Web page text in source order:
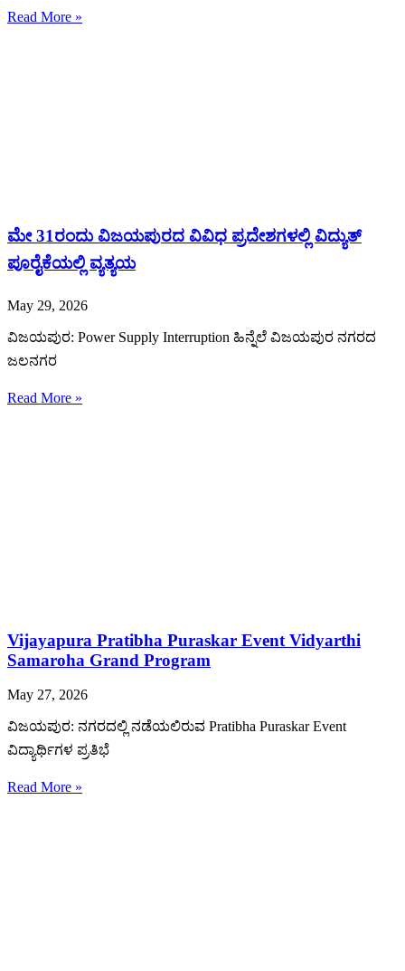
Read More »
ಮೇ 31ರಂದು ವಿಜಯಪುರದ ವಿವಿಧ ಪ್ರದೇಶಗಳಲ್ಲಿ ವಿದ್ಯುತ್
ಪೂರೈಕೆಯಲ್ಲಿ ವ್ಯತ್ಯಯ
May 29, 2026
ವಿಜಯಪುರ: Power Supply Interruption ಹಿನ್ನೆಲೆ ವಿಜಯಪುರ ನಗರದ
ಜಲನಗರ
Read More »
Vijayapura Pratibha Puraskar Event Vidyarthi
Samaroha Grand Program
May 27, 2026
ವಿಜಯಪುರ: ನಗರದಲ್ಲಿ ನಡೆಯಲಿರುವ Pratibha Puraskar Event
ವಿದ್ಯಾರ್ಥಿಗಳ ಪ್ರತಿಭೆ
Read More »